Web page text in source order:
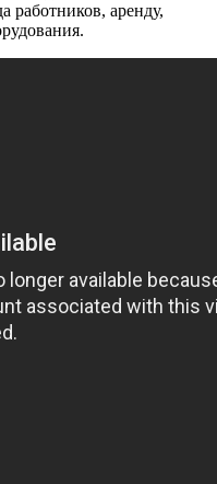
работников, аренду,